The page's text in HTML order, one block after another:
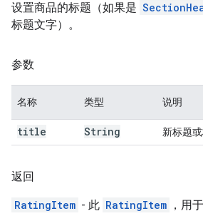
设置商品的标题（如果是
标题文字）。
参数
名称 类型 说明
title String 新标题
返回
RatingItem - 此 RatingItem ，用